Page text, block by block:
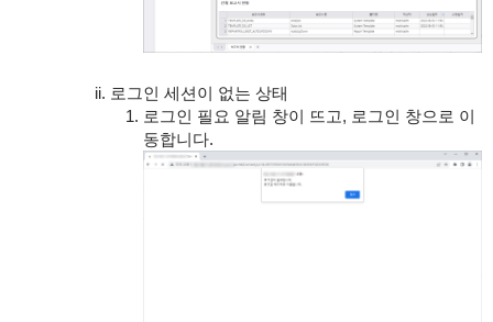
로그인 세션이 없는 상태
로그인 필요 알림 창이 뜨고, 로그인 창으로 이
동합니다.